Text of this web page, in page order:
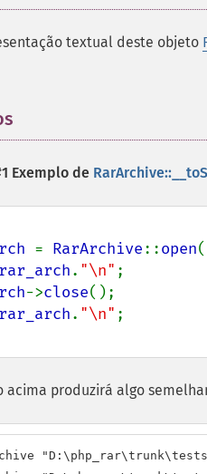
textual deste objeto
Exemplo de
= RarArchive::open(
. "\n"
->close();
. "\n"
acima produzirá algo